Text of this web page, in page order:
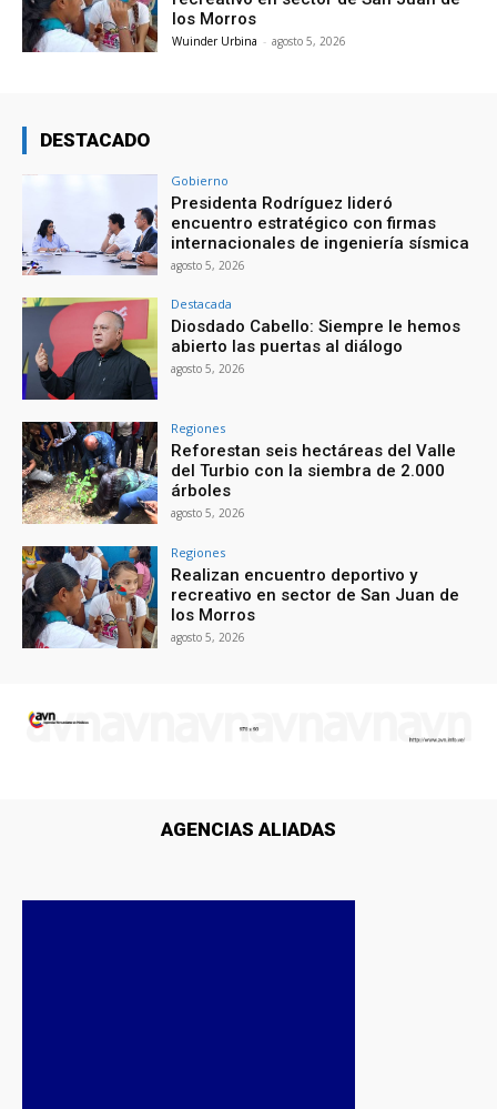
los Morros
Wuinder Urbina - agosto 5, 2026
DESTACADO
Gobierno
Presidenta Rodríguez lideró
encuentro estratégico con firmas
internacionales de ingeniería sísmica
agosto 5, 2026
Destacada
Diosdado Cabello: Siempre le hemos
abierto las puertas al diálogo
agosto 5, 2026
Regiones
Reforestan seis hectáreas del Valle
del Turbio con la siembra de 2.000
árboles
agosto 5, 2026
Regiones
Realizan encuentro deportivo y
recreativo en sector de San Juan de
los Morros
agosto 5, 2026
AGENCIAS ALIADAS